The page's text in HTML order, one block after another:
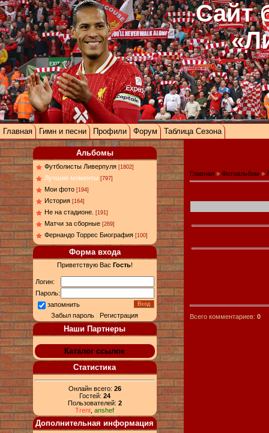
Сайт
Главная Гимн и песни Профили Форум Таблица Сезона
Альбомы
Футболисты Ливерпуля [1802]
Лучшие моменты [797]
Мои фото [194]
История [164]
Не на стадионе. [191]
Матчи за сборные [269]
Фернандо Торрес Биография [100]
Форма входа
Приветствую Вас Гость!
Логин:
Пароль:
запомнить
Забыл пароль |Регистрация
Наши Партнеры
Каталог ссылок
Статистика
Онлайн всего: 26
Гостей: 24
Пользователей: 2
Trent ,anshef
Дополнительная информация
Главная » Фотоальбом »
Всего комментариев: 0